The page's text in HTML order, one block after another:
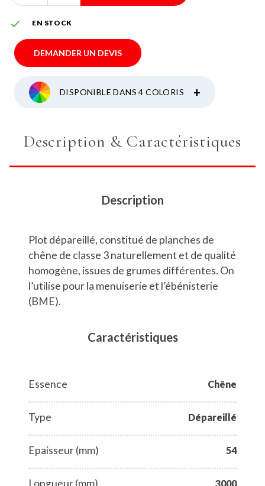
 EN STOCK
DEMANDER UN DEVIS
DISPONIBLE DANS 4 COLORIS +
Description & Caractéristiques
Description
Plot dépareillé, constitué de planches de
chêne de classe 3 naturellement et de qualité
homogène, issues de grumes différentes. On
l’utilise pour la menuiserie et l’ébénisterie
(BME).
Caractéristiques
Essence Chêne
Type Dépareillé
Epaisseur (mm) 54
Longueur (mm) 3000